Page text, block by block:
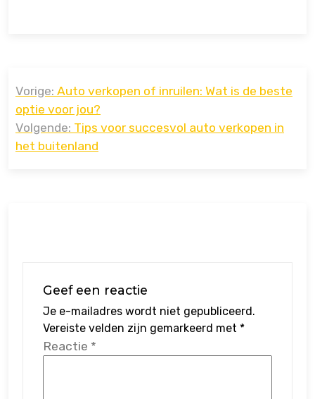
navigatie
Vorige: Auto verkopen of inruilen: Wat is de beste
optie voor jou?
Volgende: Tips voor succesvol auto verkopen in
het buitenland
Geef een reactie
Je e-mailadres wordt niet gepubliceerd.
Vereiste velden zijn gemarkeerd met *
Reactie *